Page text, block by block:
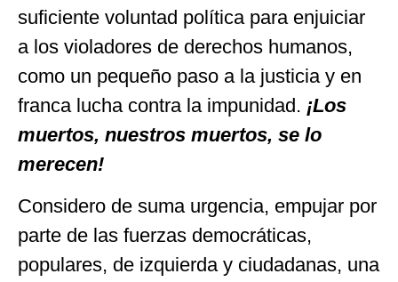
suficiente voluntad política para enjuiciar
a los violadores de derechos humanos,
como un pequeño paso a la justicia y en
franca lucha contra la impunidad. ¡Los
muertos, nuestros muertos, se lo
merecen!
Considero de suma urgencia, empujar por
parte de las fuerzas democráticas,
populares, de izquierda y ciudadanas, una